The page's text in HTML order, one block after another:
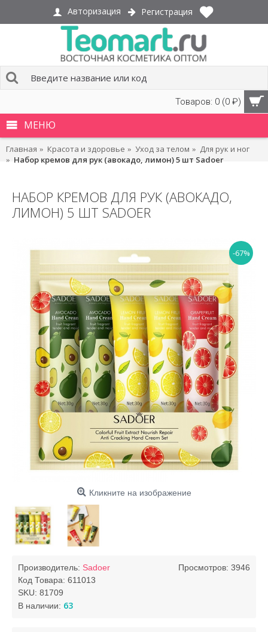
Авторизация Регистрация
Товаров: 0 (0 ₽)
МЕНЮ
Главная Красота и здоровье Уход за телом
Для рук и ног
Набор кремов для рук (авокадо, лимон) 5 шт Sadoer
НАБОР КРЕМОВ ДЛЯ РУК (АВОКАДО,
ЛИМОН) 5 ШТ SADOER
-67%
Кликните на изображение
Просмотров: 3946
Производитель: Sadoer
Код Товара: 611013
SKU: 81709
В наличии: 63